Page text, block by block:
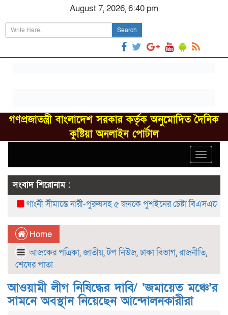
August 7, 2026, 6:40 pm
Search
গণপ্রজাতন্ত্রী বাংলাদেশ সরকার কর্তৃক অনুমোদিত দৈনিক
কুষ্টিয়া অনলাইন পোর্টাল
Toggle
সংবাদ শিরোনাম :
গাংনী সীমান্তে নারী-পুরুষসহ ৫ জনকে পুশইনের চেষ্টা বিএসএফের,
Home
আজকের পত্রিকা,জাতীয়,টপ নিউজ,ঢাকা বিভাগ,রাজনীতি,
শেষের পাতা
আওয়ামী লীগ নিষিদ্ধের দাবি/ ‘জমায়েত মঞ্চে’র
সামনে অবস্থান নিয়েছেন আন্দোলনকারীরা